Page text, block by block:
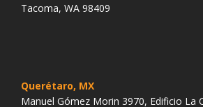
Tacoma, WA 98409
Querétaro, MX
Manuel Gómez Morin 3970, Edificio La